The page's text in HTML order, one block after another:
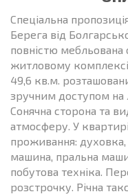
Спеціальна
Берега від
повністю мебльована
житловому
49,6 кв.м.
зручним доступом на
Сонячна сторона та
атмосферу. У
проживання:
машина, пральна
побутова техніка.
розстрочку. Річна